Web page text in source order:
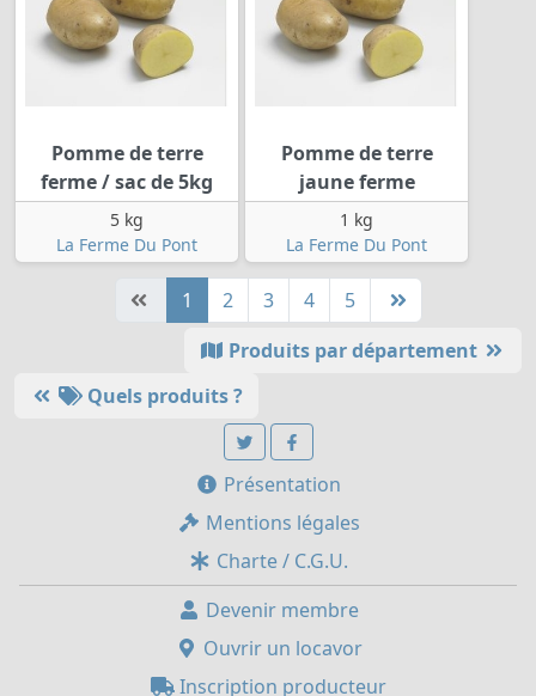
Pomme de terre
ferme / sac de 5kg
5 kg
La Ferme Du Pont
Pomme de terre
jaune ferme
1 kg
La Ferme Du Pont
1 2 3 4
5
Produits par département
Quels produits ?
Présentation
Mentions légales
Charte / C.G.U.
Devenir membre
Ouvrir un locavor
Inscription producteur